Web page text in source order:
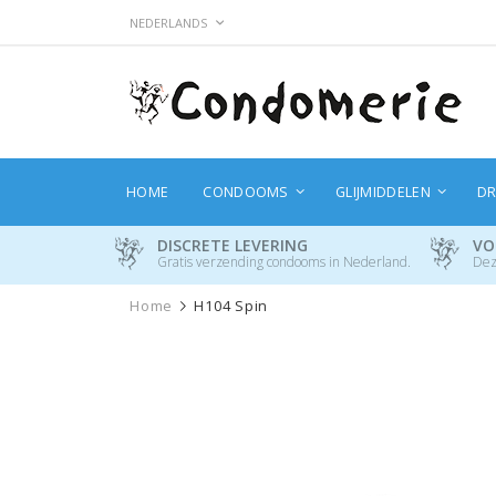
Ga
inhoud
TAAL
NEDERLANDS
HOME CONDOOMS GLIJMIDDELEN
DISCRETE LEVERING
Gratis verzending condooms in Nederland.
Home H104 Spin